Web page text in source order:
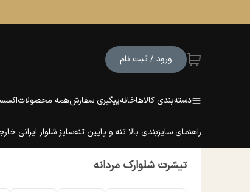
ورود / ثبت نام
دسته‌بندی کالاهاخانهپیگیری سفارشهمه محصولات
راهنمای سایزبندی بالا تنه و پایین تنهسایز شلوار ایرانی
تیشرت شلوارک مردانه